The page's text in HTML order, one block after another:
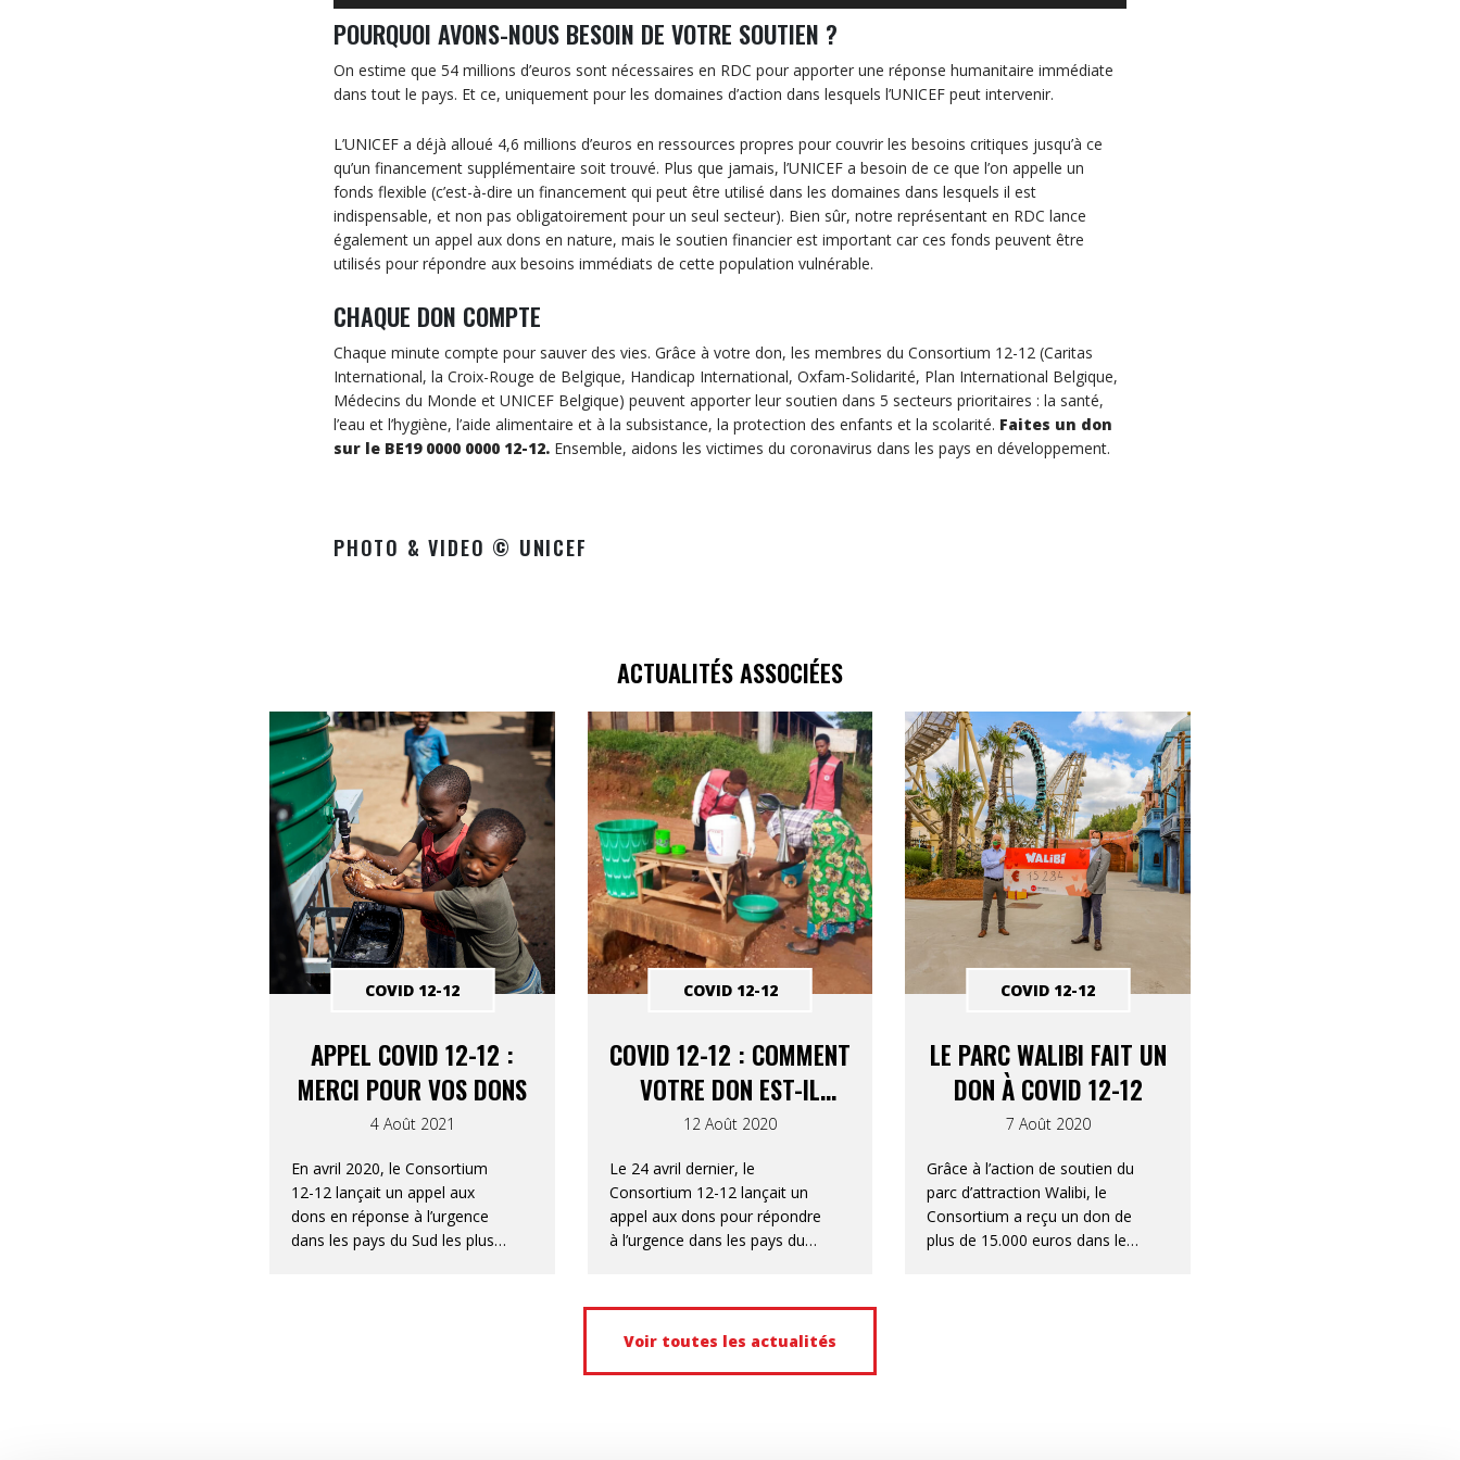
POURQUOI AVONS-NOUS BESOIN DE VOTRE SOUTIEN ?
On estime que 54 millions d’euros sont nécessaires en RDC pour apporter une réponse humanitaire immédiate
dans tout le pays. Et ce, uniquement pour les domaines d’action dans lesquels l’UNICEF peut intervenir.
L’UNICEF a déjà alloué 4,6 millions d’euros en ressources propres pour couvrir les besoins critiques jusqu’à ce
qu’un financement supplémentaire soit trouvé. Plus que jamais, l’UNICEF a besoin de ce que l’on appelle un
fonds flexible (c’est-à-dire un financement qui peut être utilisé dans les domaines dans lesquels il est
indispensable, et non pas obligatoirement pour un seul secteur). Bien sûr, notre représentant en RDC lance
également un appel aux dons en nature, mais le soutien financier est important car ces fonds peuvent être
utilisés pour répondre aux besoins immédiats de cette population vulnérable.
CHAQUE DON COMPTE
Chaque minute compte pour sauver des vies. Grâce à votre don, les membres du Consortium 12-12 (Caritas
International, la Croix-Rouge de Belgique, Handicap International, Oxfam-Solidarité, Plan International Belgique,
Médecins du Monde et UNICEF Belgique) peuvent apporter leur soutien dans 5 secteurs prioritaires : la santé,
l’eau et l’hygiène, l’aide alimentaire et à la subsistance, la protection des enfants et la scolarité. Faites un don
sur le BE19 0000 0000 12-12. Ensemble, aidons les victimes du coronavirus dans les pays en développement.
PHOTO & VIDEO © UNICEF
ACTUALITÉS ASSOCIÉES
APPEL COVID 12-12 :
MERCI POUR VOS DONS
4 Août 2021
En avril 2020, le Consortium
12-12 lançait un appel aux
dons en réponse à l’urgence
dans les pays du Sud les plus
COVID 12-12
COVID 12-12 : COMMENT
VOTRE DON EST-IL
UTILISÉ?
12 Août 2020
Le 24 avril dernier, le
Consortium 12-12 lançait un
appel aux dons pour répondre
à l’urgence dans les pays du
19.
COVID 12-12
LE PARC WALIBI FAIT UN
DON À COVID 12-12
7 Août 2020
Grâce à l’action de soutien du
parc d’attraction Walibi, le
Consortium a reçu un don de
plus de 15.000 euros dans le
COVID 12-12
Voir toutes les actualités